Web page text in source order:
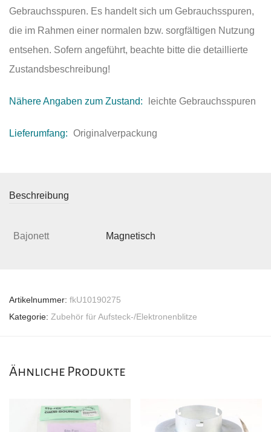
Gebrauchsspuren. Es handelt sich um Gebrauchsspuren,
die im Rahmen einer normalen bzw. sorgfältigen Nutzung
entsehen. Sofern angeführt, beachte bitte die detaillierte
Zustandsbeschreibung!
Nähere Angaben zum Zustand: leichte Gebrauchsspuren
Lieferumfang: Originalverpackung
Beschreibung
Bajonett Magnetisch
Artikelnummer: fkU10190275
Kategorie: Zubehör für Aufsteck-/Elektronenblitze
Ähnliche Produkte